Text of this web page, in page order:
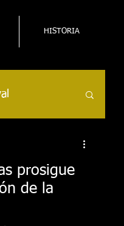
HISTORIA
prosigue
de la